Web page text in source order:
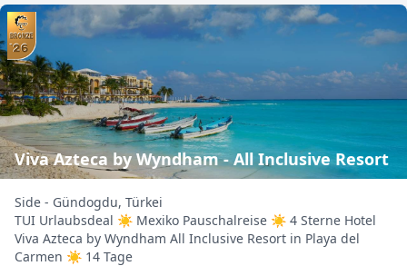
Viva Azteca by Wyndham - All Inclusive Resort
Side - Gündogdu, Türkei
TUI Urlaubsdeal ☀ Mexiko Pauschalreise ☀ 4 Sterne Hotel
Viva Azteca by Wyndham All Inclusive Resort in Playa del
Carmen ☀ 14 Tage